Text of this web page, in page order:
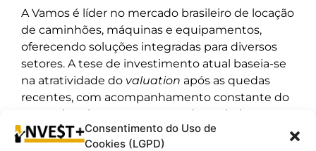
Consentimento do Uso de
Cookies (LGPD)
A Vamos é líder no mercado brasileiro de locação
de caminhões, máquinas e equipamentos,
oferecendo soluções integradas para diversos
setores. A tese de investimento atual baseia-se
na atratividade do valuation após as quedas
recentes, com acompanhamento constante do
mercado sobre sua estrutura de capital e a
alavancagem da frota.